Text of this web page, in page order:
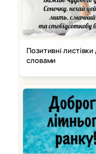
Позитивні
словами